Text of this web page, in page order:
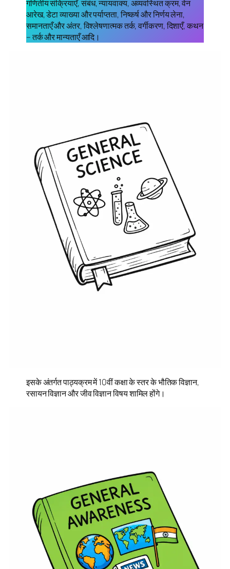
गणितीय संक्रियाएँ, संबंध, न्यायवाक्य, अव्यवस्थित क्रम, वेन
आरेख, डेटा व्याख्या और पर्याप्तता, निष्कर्ष और निर्णय लेना,
समानताएँ और अंतर, विश्लेषणात्मक तर्क, वर्गीकरण, दिशाएँ, कथन
– तर्क और मान्यताएँ आदि।
इसके अंतर्गत पाठ्यक्रम में 10वीं कक्षा के स्तर के भौतिक विज्ञान,
रसायन विज्ञान और जीव विज्ञान विषय शामिल होंगे।